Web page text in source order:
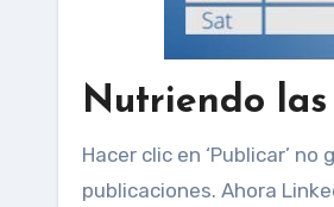
Nutriendo
Hacer clic en ‘Publicar’
publicaciones. Ahora